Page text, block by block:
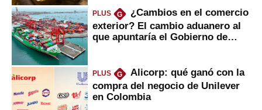
PLUS G
¿Cambios en el comercio
exterior? El cambio aduanero al
que apuntaría el Gobierno de
PLUS G
Alicorp: qué ganó con la
compra del negocio de Unilever
en Colombia